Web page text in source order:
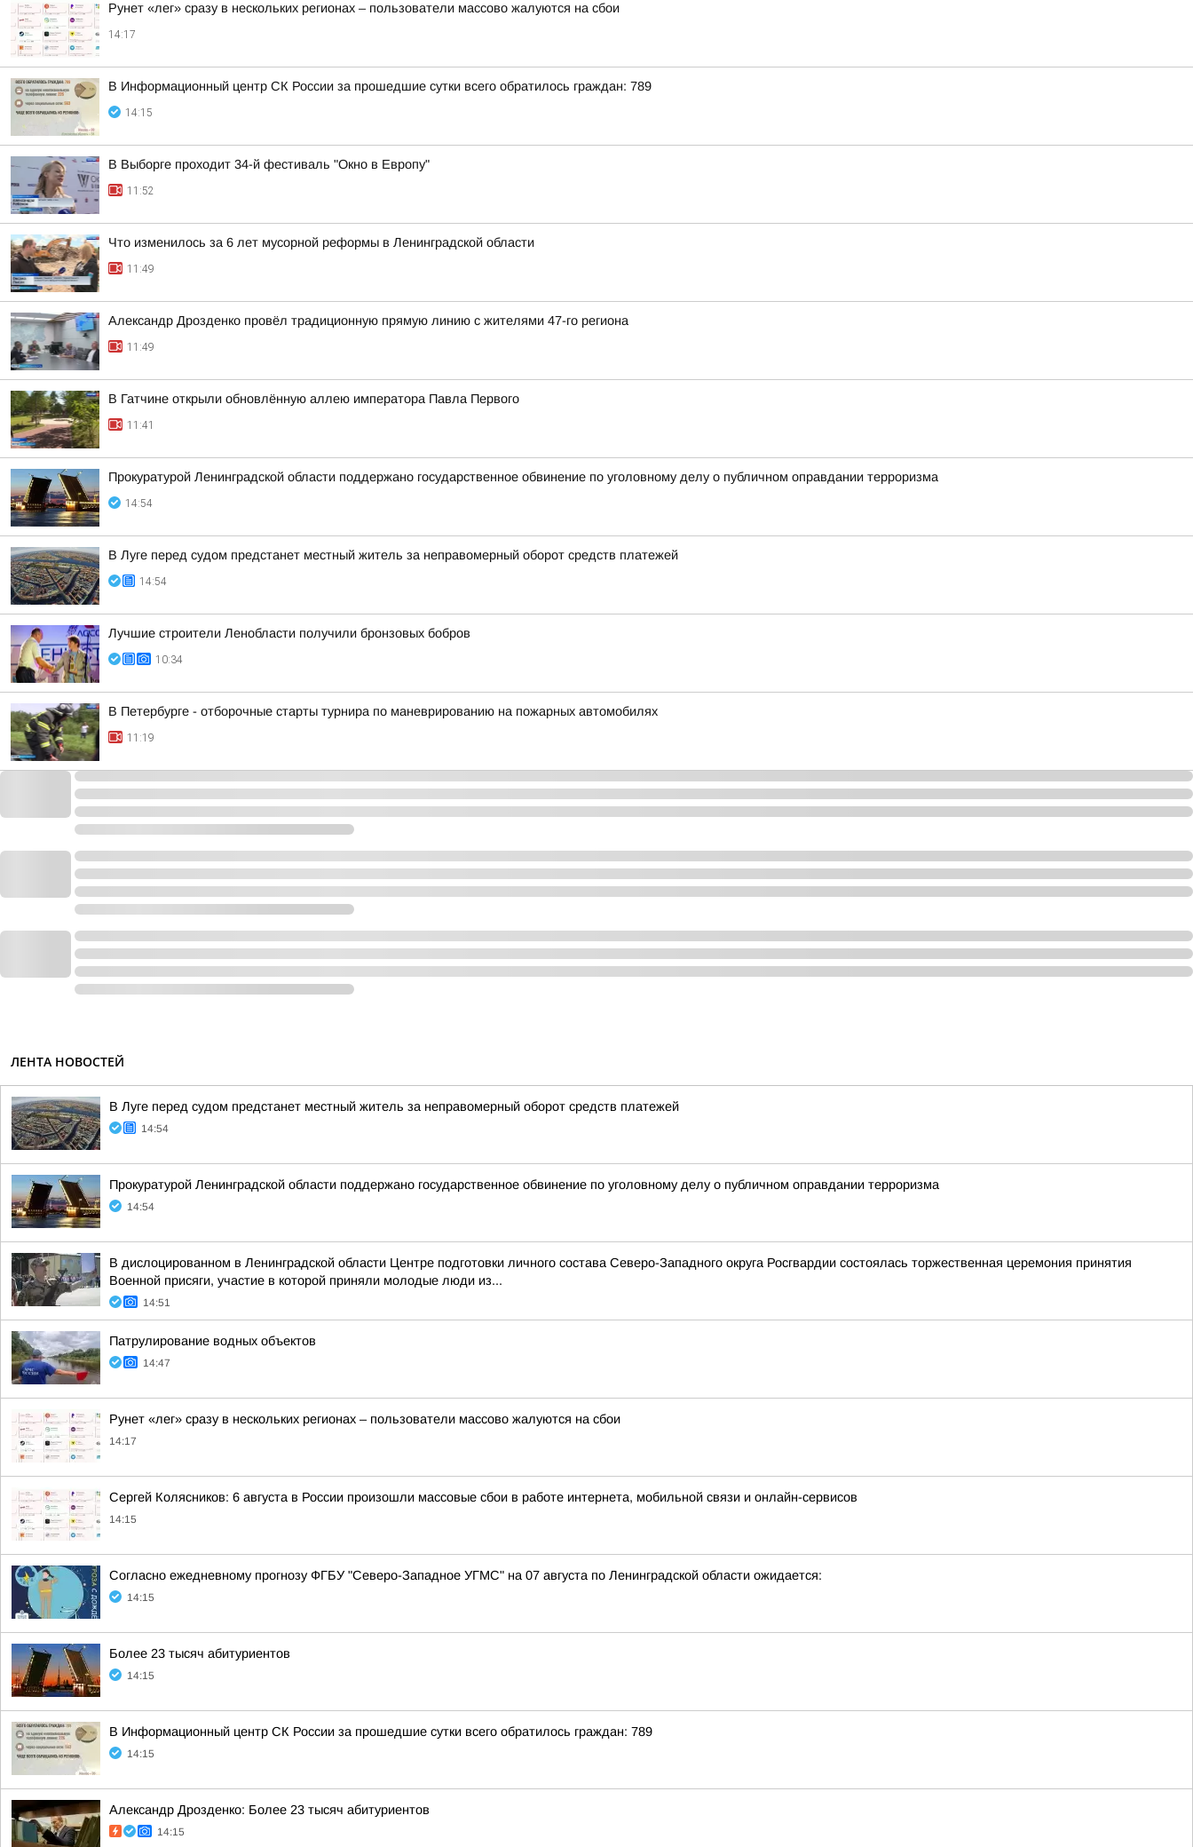
Рунет «лег» сразу в нескольких регионах – пользователи массово жалуются на сбои
14:17
В Информационный центр СК России за прошедшие сутки всего обратилось граждан: 789
14:15
В Выборге проходит 34-й фестиваль "Окно в Европу"
11:52
Что изменилось за 6 лет мусорной реформы в Ленинградской области
11:49
Александр Дрозденко провёл традиционную прямую линию с жителями 47-го региона
11:49
В Гатчине открыли обновлённую аллею императора Павла Первого
11:41
Прокуратурой Ленинградской области поддержано государственное обвинение по уголовному делу о публичном оправдании терроризма
14:54
В Луге перед судом предстанет местный житель за неправомерный оборот средств платежей
14:54
Лучшие строители Ленобласти получили бронзовых бобров
10:34
В Петербурге - отборочные старты турнира по маневрированию на пожарных автомобилях
11:19
ЛЕНТА НОВОСТЕЙ
В Луге перед судом предстанет местный житель за неправомерный оборот средств платежей
14:54
Прокуратурой Ленинградской области поддержано государственное обвинение по уголовному делу о публичном оправдании терроризма
14:54
В дислоцированном в Ленинградской области Центре подготовки личного состава Северо-Западного округа Росгвардии состоялась торжественная церемония принятия
Военной присяги, участие в которой приняли молодые люди из...
14:51
Патрулирование водных объектов
14:47
Рунет «лег» сразу в нескольких регионах – пользователи массово жалуются на сбои
14:17
Сергей Колясников: 6 августа в России произошли массовые сбои в работе интернета, мобильной связи и онлайн-сервисов
14:15
Согласно ежедневному прогнозу ФГБУ "Северо-Западное УГМС" на 07 августа по Ленинградской области ожидается:
14:15
Более 23 тысяч абитуриентов
14:15
В Информационный центр СК России за прошедшие сутки всего обратилось граждан: 789
14:15
Александр Дрозденко: Более 23 тысяч абитуриентов
14:15